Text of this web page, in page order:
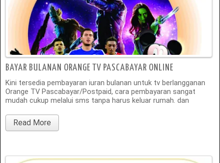
BAYAR BULANAN ORANGE TV PASCABAYAR ONLINE
Kini tersedia pembayaran iuran bulanan untuk tv berlangganan
Orange TV Pascabayar/Postpaid, cara pembayaran sangat
mudah cukup melalui sms tanpa harus keluar rumah. dan
Read More